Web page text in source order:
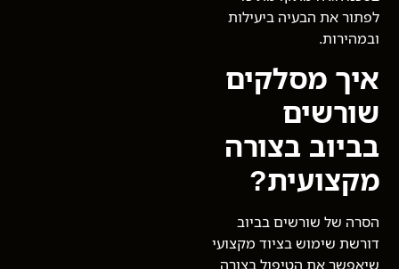
לפתור את הבעיה ביעילות
ובמהירות.
איך מסלקים
שורשים
בביוב בצורה
מקצועית?
הסרה של שורשים בביוב
דורשת שימוש בציוד מקצועי
שיאפשר את הטיפול בצורה